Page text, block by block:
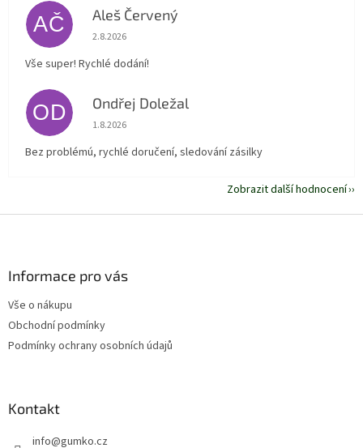
AČ Aleš Červený
Hodnocení obchodu je 5 z 5 hvězdiček.
2.8.2026
Vše super! Rychlé dodání!
OD Ondřej Doležal
Hodnocení obchodu je 5 z 5 hvězdiček.
1.8.2026
Bez problémú, rychlé doručení, sledování zásilky
Zobrazit další hodnocení
Informace pro vás
Vše o nákupu
Obchodní podmínky
Podmínky ochrany osobních údajů
Kontakt
info@gumko.cz